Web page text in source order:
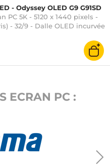
- Odyssey OLED G9 G91SD
PC 5K - 5120 x 1440 pixels -
- 32/9 - Dalle OLED incurvée
True Black 400 - FreeSync
Compatible -
Hub USB-C - Argent
ECRAN PC :